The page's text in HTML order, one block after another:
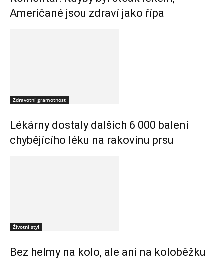
Američané jsou zdraví jako řípa
Zdravotní gramotnost
Lékárny dostaly dalších 6 000 balení
chybějícího léku na rakovinu prsu
Životní styl
Bez helmy na kolo, ale ani na koloběžku